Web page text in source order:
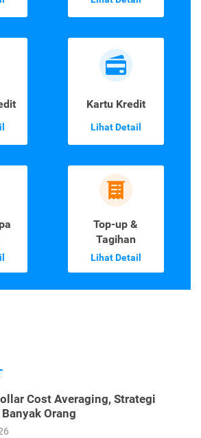
Kartu Kredit
Lihat Detail
Top-up &
Tagihan
Lihat Detail
Cost Averaging, Strategi
Orang